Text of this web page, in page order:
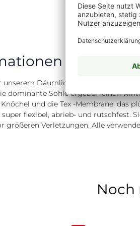
"Yael"
Däumling Boots "Yael" ist
dominante Sohle ergeben einen
und die Tex -Membrane, das
flexibel, abrieb- und
größeren Verletzungen. Alle
Noch